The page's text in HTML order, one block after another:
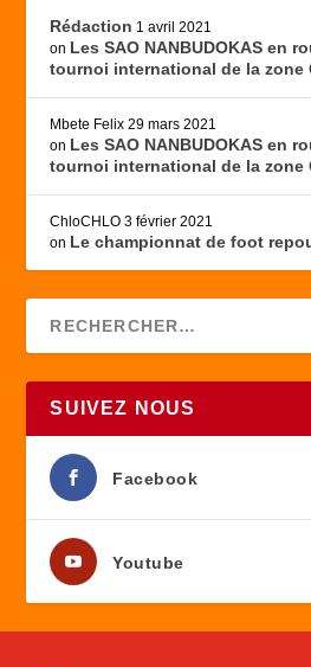
Rédaction 1 avril 2021
on Les SAO NANBUDOKAS en
tournoi international de la zone
Mbete Felix 29 mars 2021
on Les SAO NANBUDOKAS en
tournoi international de la zone
ChloCHLO 3 février 2021
on Le championnat de foot
SUIVEZ NOUS
Facebook
Youtube